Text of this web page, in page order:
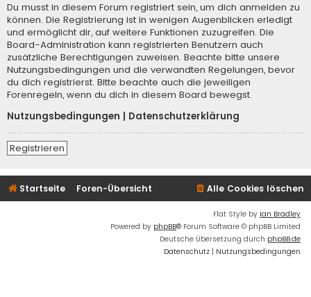
Du musst in diesem Forum registriert sein, um dich anmelden zu
können. Die Registrierung ist in wenigen Augenblicken erledigt
und ermöglicht dir, auf weitere Funktionen zuzugreifen. Die
Board-Administration kann registrierten Benutzern auch
zusätzliche Berechtigungen zuweisen. Beachte bitte unsere
Nutzungsbedingungen und die verwandten Regelungen, bevor
du dich registrierst. Bitte beachte auch die jeweiligen
Forenregeln, wenn du dich in diesem Board bewegst.
Nutzungsbedingungen
Datenschutzerklärung
Registrieren
Startseite Foren-Übersicht Alle Cookies löschen
Flat Style by Ian Bradley
Powered by phpBB® Forum Software © phpBB Limited
Deutsche Übersetzung durch phpBB.de
Datenschutz | Nutzungsbedingungen